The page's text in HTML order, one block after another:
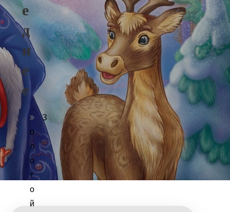
Е
Д
Н
Е
Е
З
о
л
о
т
о
й